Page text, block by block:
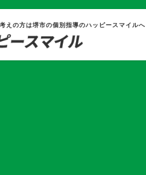
えの方は堺市の個別指導のハッピースマイルへ